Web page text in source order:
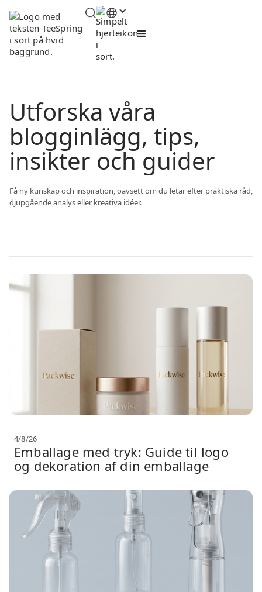
Utforska våra
blogginlägg, tips,
insikter och guider
Få ny kunskap och inspiration, oavsett om du letar efter praktiska råd,
djupgående analys eller kreativa idéer.
4/8/26
Emballage med tryk: Guide til logo
og dekoration af din emballage